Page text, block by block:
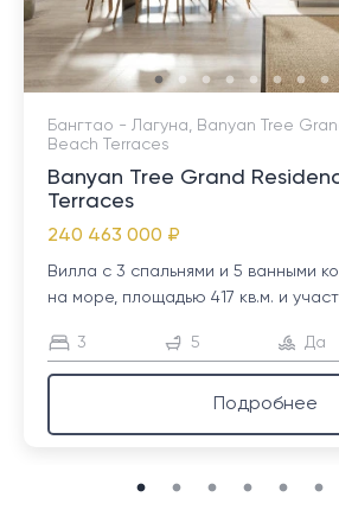
Бангтао - Лагуна, Banyan Tree
Beach Terraces
Banyan Tree Grand
Terraces
240 463 000 ₽
Вилла с 3 спальнями и 5 ванными
на море, площадью 417 кв.м. и
3 5 Да
Подробнее